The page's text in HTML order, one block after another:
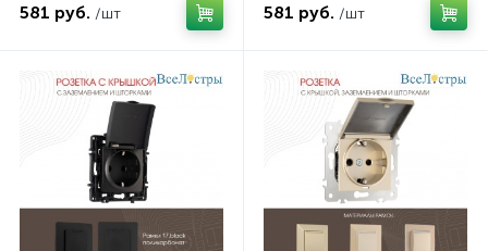
581 руб. /шт 581 руб. /шт